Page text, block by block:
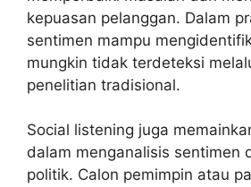
kepuasan pelanggan. Dalam
sentimen mampu
mungkin tidak terdeteksi
penelitian tradisional.
Social listening juga
dalam menganalisis sentimen
politik. Calon pemimpin atau